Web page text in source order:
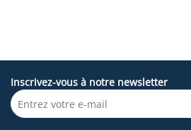
Inscrivez-vous à notre newsletter